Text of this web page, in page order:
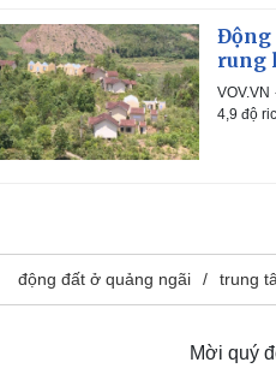
Động
rung
4,9 độ
động đất ở quảng ngãi trung
Mời quý